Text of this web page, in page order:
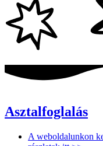
Asztalfoglalás
A weboldalunkon